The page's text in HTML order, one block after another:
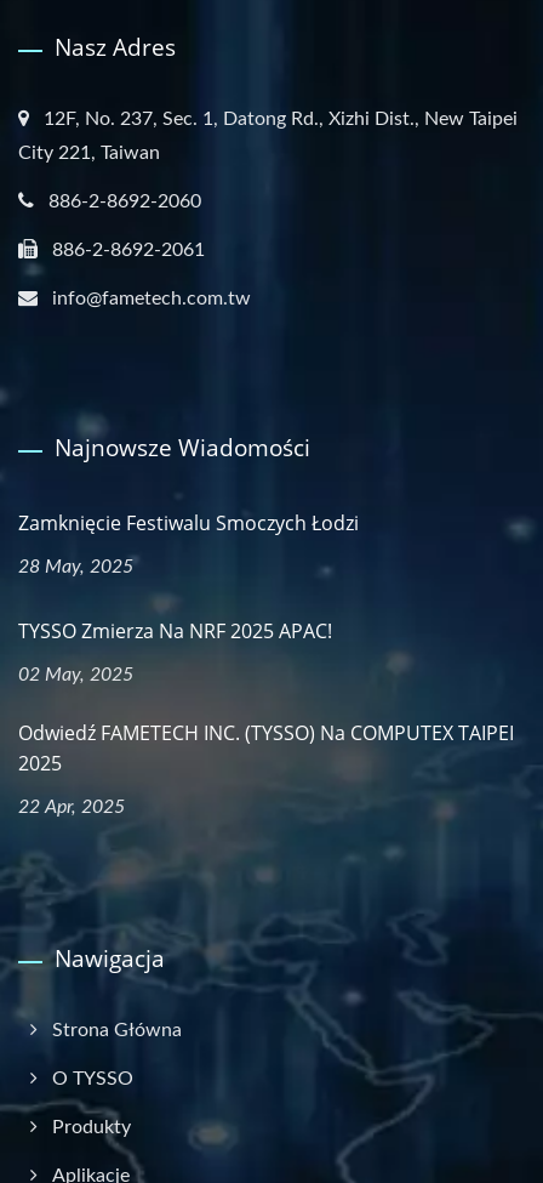
Nasz Adres
12F, No. 237, Sec. 1, Datong Rd., Xizhi Dist., New Taipei
City 221, Taiwan
886-2-8692-2060
886-2-8692-2061
info@fametech.com.tw
Najnowsze Wiadomości
Zamknięcie Festiwalu Smoczych Łodzi
28 May, 2025
TYSSO Zmierza Na NRF 2025 APAC!
02 May, 2025
Odwiedź FAMETECH INC. (TYSSO) Na COMPUTEX TAIPEI
2025
22 Apr, 2025
Nawigacja
Strona Główna
O TYSSO
Produkty
Aplikacje